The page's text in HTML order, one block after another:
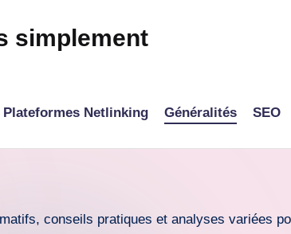
simplement
Plateformes Netlinking Généralités SEO
conseils pratiques et analyses variées